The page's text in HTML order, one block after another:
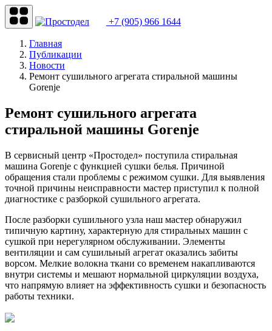
+7 (905) 966 1644
Главная
Публикации
Новости
Ремонт сушильного агрегата стиральной машины
Gorenje
Ремонт сушильного агрегата
стиральной машины Gorenje
В сервисный центр «Простодел» поступила стиральная
машина Gorenje с функцией сушки белья. Причиной
обращения стали проблемы с режимом сушки. Для выявления
точной причины неисправности мастер приступил к полной
диагностике с разборкой сушильного агрегата.
После разборки сушильного узла наш мастер обнаружил
типичную картину, характерную для стиральных машин с
сушкой при нерегулярном обслуживании. Элементы
вентиляции и сам сушильный агрегат оказались забиты
ворсом. Мелкие волокна ткани со временем накапливаются
внутри системы и мешают нормальной циркуляции воздуха,
что напрямую влияет на эффективность сушки и безопасность
работы техники.